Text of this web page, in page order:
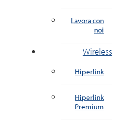
Lavora con
noi
Wireless
Hiperlink
Hiperlink
Premium